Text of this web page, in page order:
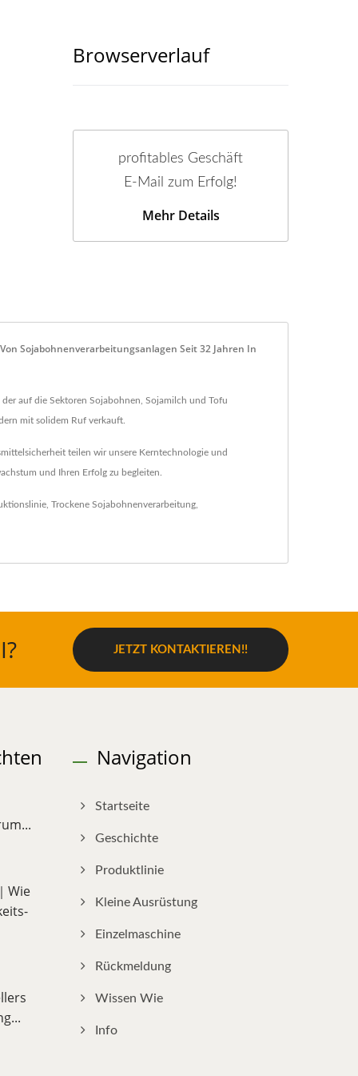
Browserverlauf
profitables Geschäft
E-Mail zum Erfolg!
Mehr Details
Sojabohnenverarbeitungsanlagen Seit 32 Jahren In
auf die Sektoren Sojabohnen, Sojamilch und Tofu
mit solidem Ruf verkauft.
teilen wir unsere Kerntechnologie und
und Ihren Erfolg zu begleiten.
Trockene Sojabohnenverarbeitung
JETZT KONTAKTIEREN!!
Wie
Navigation
Startseite
Geschichte
Produktlinie
Kleine Ausrüstung
Einzelmaschine
Rückmeldung
Wissen Wie
Info